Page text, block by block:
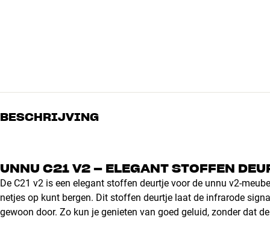
BESCHRIJVING
UNNU C21 V2 – ELEGANT STOFFEN
De C21 v2 is een elegant stoffen deurtje voor de unnu v2-
netjes op kunt bergen. Dit stoffen deurtje laat de infrarode
gewoon door. Zo kun je genieten van goed geluid, zonder dat